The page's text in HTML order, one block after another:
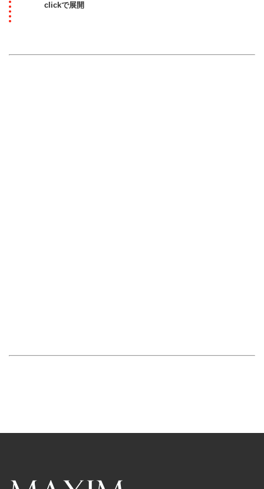
clickで展開